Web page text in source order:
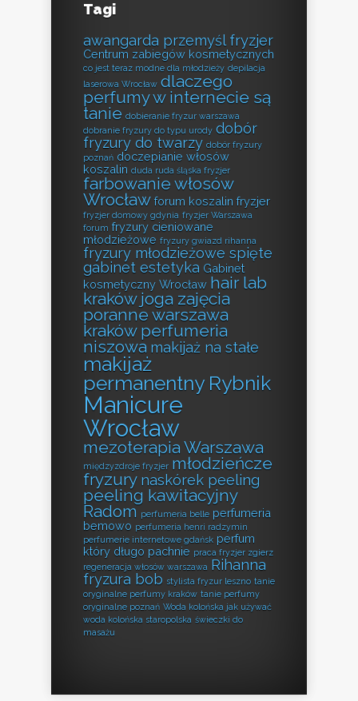
Tagi
awangarda przemyśl fryzjer
Centrum zabiegów kosmetycznych
co jest teraz modne dla młodzieży depilacja
laserowa Wrocław dlaczego
perfumy w internecie są
tanie dobieranie fryzur warszawa
dobranie fryzury do typu urody dobór
fryzury do twarzy dobór fryzury
poznań doczepianie włosów
koszalin duda ruda śląska fryzjer
farbowanie włosów
Wrocław forum koszalin fryzjer
fryzjer domowy gdynia fryzjer Warszawa
forum fryzury cieniowane
młodzieżowe fryzury gwiazd rihanna
fryzury młodzieżowe spięte
gabinet estetyka Gabinet
kosmetyczny Wrocław hair lab
kraków joga zajęcia
poranne warszawa
kraków perfumeria
niszowa makijaż na stałe
makijaż
permanentny Rybnik
Manicure
Wrocław
mezoterapia Warszawa
międzyzdroje fryzjer młodzieńcze
fryzury naskórek peeling
peeling kawitacyjny
Radom perfumeria belle perfumeria
bemowo perfumeria henri radzymin
perfumerie internetowe gdańsk perfum
który długo pachnie praca fryzjer zgierz
regeneracja włosów warszawa Rihanna
fryzura bob stylista fryzur leszno tanie
oryginalne perfumy kraków tanie perfumy
oryginalne poznań Woda kolońska jak używać
woda kolońska staropolska świeczki do
masażu